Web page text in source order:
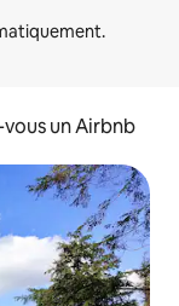
un Airbnb